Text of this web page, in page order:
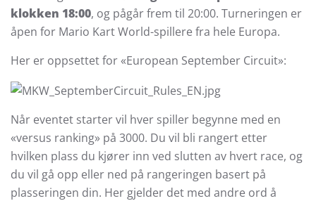
klokken 18:00, og pågår frem til 20:00. Turneringen er
åpen for Mario Kart World-spillere fra hele Europa.
Her er oppsettet for «European September Circuit»:
Når eventet starter vil hver spiller begynne med en
«versus ranking» på 3000. Du vil bli rangert etter
hvilken plass du kjører inn ved slutten av hvert race, og
du vil gå opp eller ned på rangeringen basert på
plasseringen din. Her gjelder det med andre ord å